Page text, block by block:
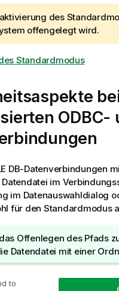
des
offengelegt wird.
Standardmodus
ODBC-
DB-Datenverbindungen
im
im Datenauswahldialog
für den Standardmodus
Offenlegen des Pfads
Datendatei mit einer
to